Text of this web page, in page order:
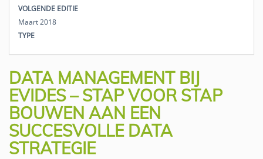
VOLGENDE EDITIE
Maart 2018
TYPE
DATA MANAGEMENT BIJ
EVIDES – STAP VOOR STAP
BOUWEN AAN EEN
SUCCESVOLLE DATA
STRATEGIE